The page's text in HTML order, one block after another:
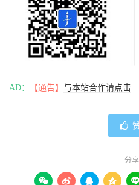
AD： 【通告】 与本站合作请点击
分
    